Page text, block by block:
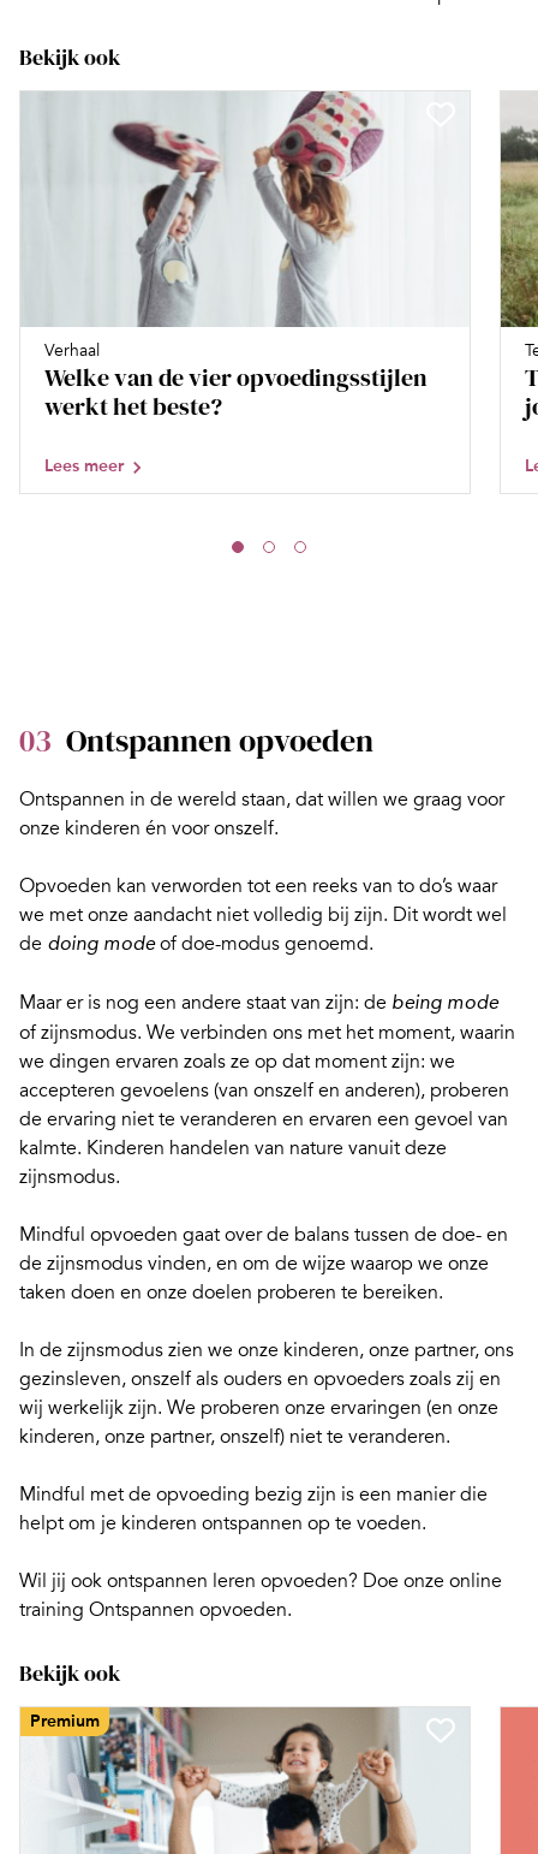
Bekijk ook
Verhaal
Welke van de vier opvoedingsstijlen
werkt het beste?
Lees meer
03 Ontspannen opvoeden
Ontspannen in de wereld staan, dat willen we graag voor
onze kinderen én voor onszelf.
Opvoeden kan verworden tot een reeks van to do’s waar
we met onze aandacht niet volledig bij zijn. Dit wordt wel
de doing modeof doe-modus genoemd.
Maar er is nog een andere staat van zijn: de being mode
of zijnsmodus. We verbinden ons met het moment, waarin
we dingen ervaren zoals ze op dat moment zijn: we
accepteren gevoelens (van onszelf en anderen), proberen
de ervaring niet te veranderen en ervaren een gevoel van
kalmte. Kinderen handelen van nature vanuit deze
zijnsmodus.
Mindful opvoeden gaat over de balans tussen de doe- en
de zijnsmodus vinden, en om de wijze waarop we onze
taken doen en onze doelen proberen te bereiken.
In de zijnsmodus zien we onze kinderen, onze partner, ons
gezinsleven, onszelf als ouders en opvoeders zoals zij en
wij werkelijk zijn. We proberen onze ervaringen (en onze
kinderen, onze partner, onszelf) niet te veranderen.
Mindful met de opvoeding bezig zijn is een manier die
helpt om je kinderen ontspannen op te voeden.
Wil jij ook ontspannen leren opvoeden? Doe onze online
training Ontspannen opvoeden.
Bekijk ook
Premium